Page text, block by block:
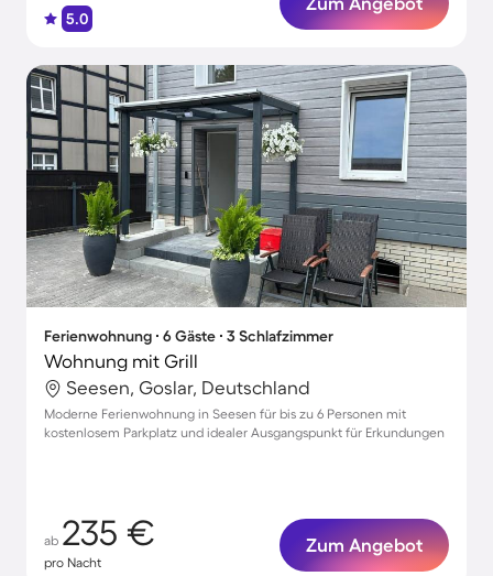
5.0
Ferienwohnung ∙ 6 Gäste ∙ 3 Schlafzimmer
Wohnung mit Grill
Seesen, Goslar, Deutschland
Moderne Ferienwohnung in Seesen für bis zu 6 Personen mit
kostenlosem Parkplatz und idealer Ausgangspunkt für Erkundungen
ab 235 €
pro Nacht
Zum Angebot